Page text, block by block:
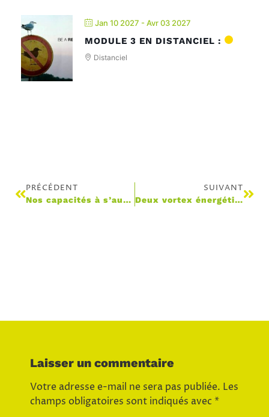
Jan 10 2027 - Avr 03 2027
MODULE 3 EN DISTANCIEL :
Distanciel
PRÉCÉDENT
Nos capacités à s’auto accompagner ne sont pas stables
SUIVANT
Deux vortex énergétiques apparemment opposés mais complétement intriqués
Laisser un commentaire
Votre adresse e-mail ne sera pas publiée. Les
champs obligatoires sont indiqués avec *